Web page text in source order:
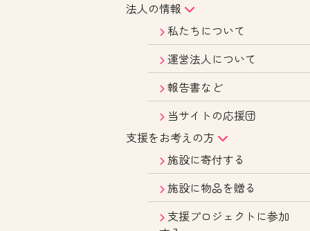
法人の情報
私たちについて
運営法人について
報告書など
当サイトの応援団
支援をお考えの方
施設に寄付する
施設に物品を贈る
支援プロジェクトに参加